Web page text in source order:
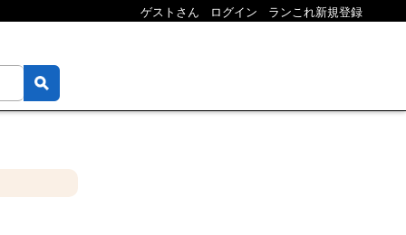
ゲストさん ログイン ランこれ新規登録